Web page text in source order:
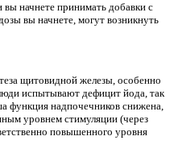
начнете принимать добавки с
вы начнете, могут возникнуть
щитовидной железы, особенно
испытывают дефицит йода, так
функция надпочечников снижена,
уровнем стимуляции (через
повышенного уровня